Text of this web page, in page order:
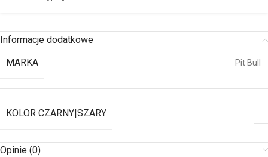
Informacje dodatkowe
MARKA
Pit Bull
KOLOR CZARNY|SZARY
Opinie (0)